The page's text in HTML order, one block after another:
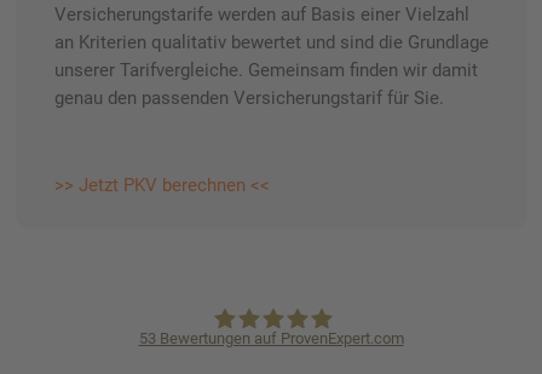
Versicherungstarife werden auf Basis einer Vielzahl
an Kriterien qualitativ bewertet und sind die Grundlage
unserer Tarifvergleiche. Gemeinsam finden wir damit
genau den passenden Versicherungstarif für Sie.
>> Jetzt PKV berechnen <<
53 Bewertungen auf ProvenExpert.com